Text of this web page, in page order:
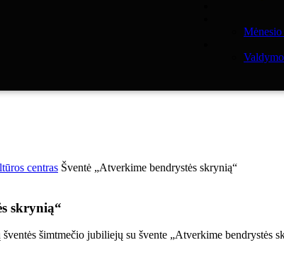
centras Šventė „Atverkime bendrystės skrynią“
skrynią“
šimtmečio jubiliejų su švente „Atverkime